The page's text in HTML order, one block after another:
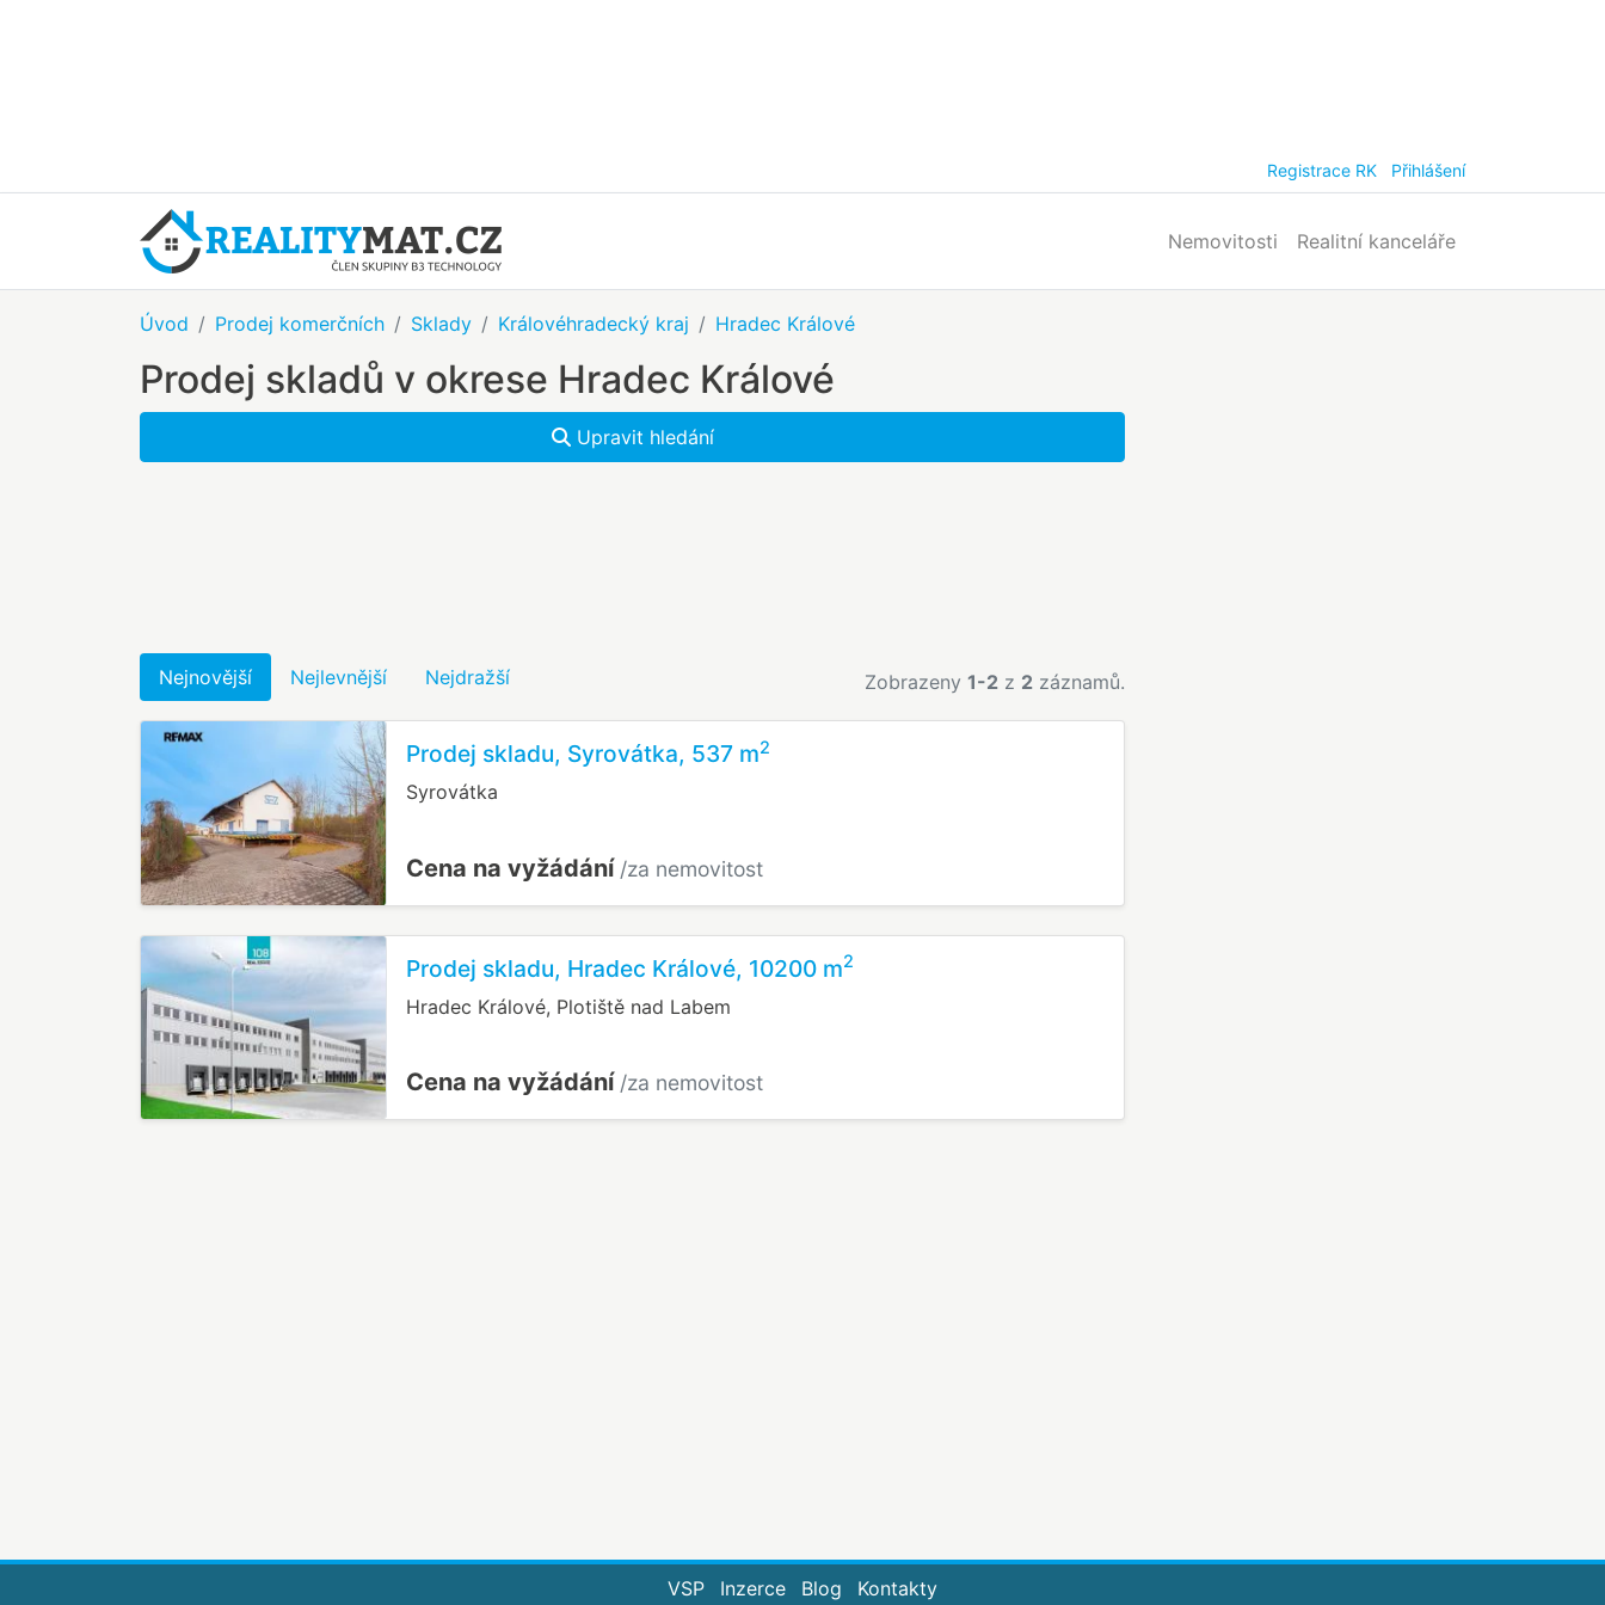
Registrace RK Přihlášení
Nemovitosti Realitní kanceláře
Úvod Prodej komerčních Sklady Královéhradecký kraj Hradec Králové
Prodej skladů v okrese Hradec Králové
Upravit hledání
Nejnovější Nejlevnější Nejdražší Zobrazeny 1-2 z 2 záznamů.
Prodej skladu, Syrovátka, 537 m2
Syrovátka
Cena na vyžádání /za nemovitost
Prodej skladu, Hradec Králové, 10200 m2
Hradec Králové, Plotiště nad Labem
Cena na vyžádání /za nemovitost
VSP Inzerce Blog Kontakty